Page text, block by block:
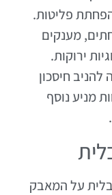
פליטות.
מענקים
ירוקות.
חיסכון
מניע נוסף
על המאבק